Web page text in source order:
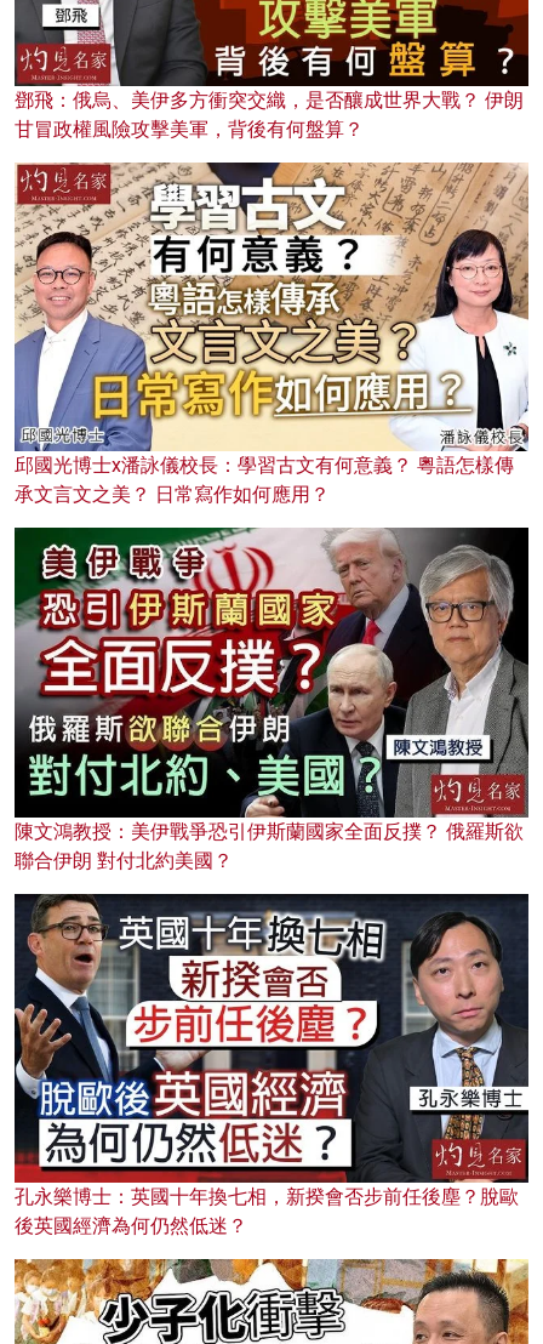
鄧飛：俄烏、美伊多方衝突交織，是否釀成世界大戰？ 伊朗
甘冒政權風險攻擊美軍，背後有何盤算？
邱國光博士x潘詠儀校長：學習古文有何意義？ 粵語怎樣傳
承文言文之美？ 日常寫作如何應用？
陳文鴻教授：美伊戰爭恐引伊斯蘭國家全面反撲？ 俄羅斯欲
聯合伊朗 對付北約美國？
孔永樂博士：英國十年換七相，新揆會否步前任後塵？脫歐
後英國經濟為何仍然低迷？